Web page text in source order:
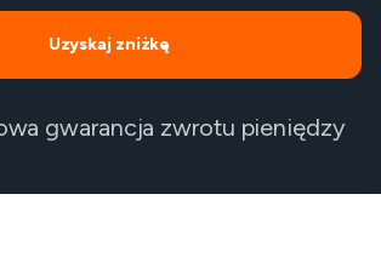
Uzyskaj zniżkę
gwarancja zwrotu pieniędzy